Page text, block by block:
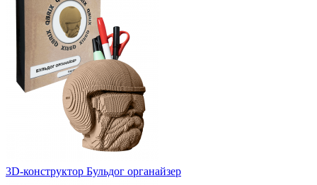
3D-конструктор Бульдог органайзер